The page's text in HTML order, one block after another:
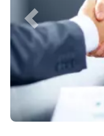
Previous